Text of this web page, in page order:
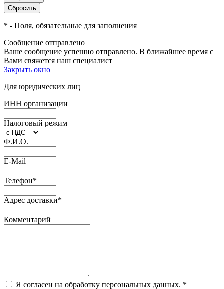
* - Поля, обязательные для заполнения
Сообщение отправлено
Ваше сообщение успешно отправлено. В ближайшее время с
Вами свяжется наш специалист
Закрыть окно
Для юридических лиц
ИНН организации
Налоговый режим
Ф.И.О.
E-Mail
Телефон*
Адрес доставки*
Комментарий
Я согласен на обработку персональных данных. *